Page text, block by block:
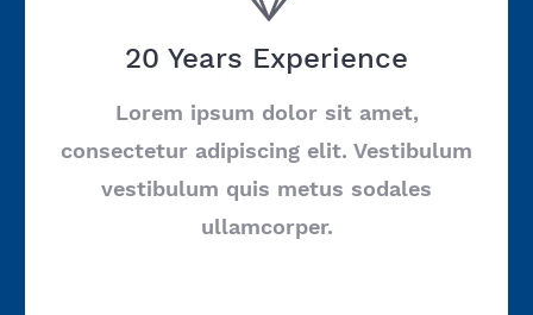
20 Years Experience
Lorem ipsum dolor sit amet,
consectetur adipiscing elit. Vestibulum
vestibulum quis metus sodales
ullamcorper.